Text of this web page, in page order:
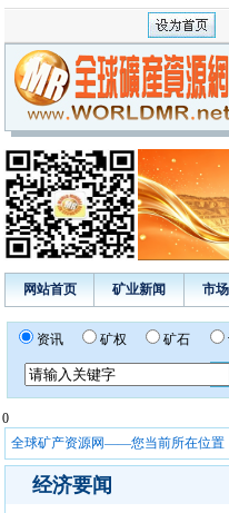
网站首页 矿业新闻 市
资讯 矿权 矿石
0
全球矿产资源网——您当前所在位置
经济要闻